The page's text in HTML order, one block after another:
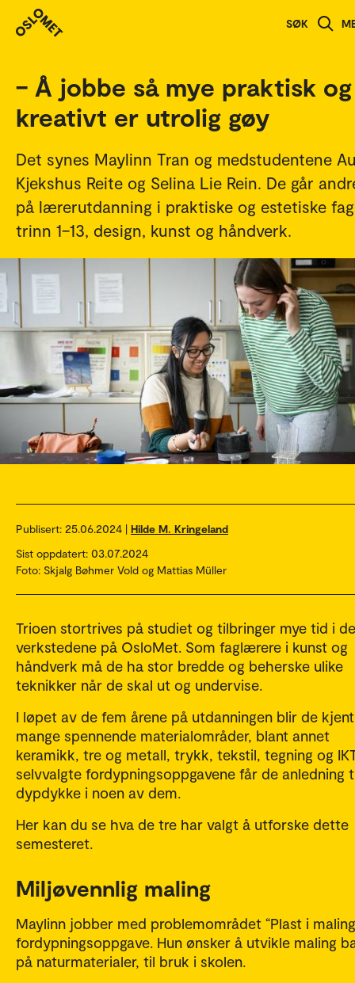
SØK
Studenthistorier
– Å jobbe så mye praktisk og
kreativt er utrolig gøy
Det synes Maylinn Tran og medstudentene
Kjekshus Reite og Selina Lie Rein. De går
på lærerutdanning i praktiske og estetiske
trinn 1–13, design, kunst og håndverk.
Publisert: 25.06.2024 | Hilde M. Kringeland
Sist oppdatert: 03.07.2024
Foto: Skjalg Bøhmer Vold og Mattias Müller
Trioen stortrives på studiet og tilbringer mye tid i
verkstedene på OsloMet. Som faglærere i kunst og
håndverk må de ha stor bredde og beherske ulike
teknikker når de skal ut og undervise.
I løpet av de fem årene på utdanningen blir de
mange spennende materialområder, blant annet
keramikk, tre og metall, trykk, tekstil, tegning og
selvvalgte fordypningsoppgavene får de anledning
dypdykke i noen av dem.
Her kan du se hva de tre har valgt å utforske dette
semesteret.
Miljøvennlig maling
Maylinn jobber med problemområdet “Plast i
fordypningsoppgave. Hun ønsker å utvikle maling
på naturmaterialer, til bruk i skolen.